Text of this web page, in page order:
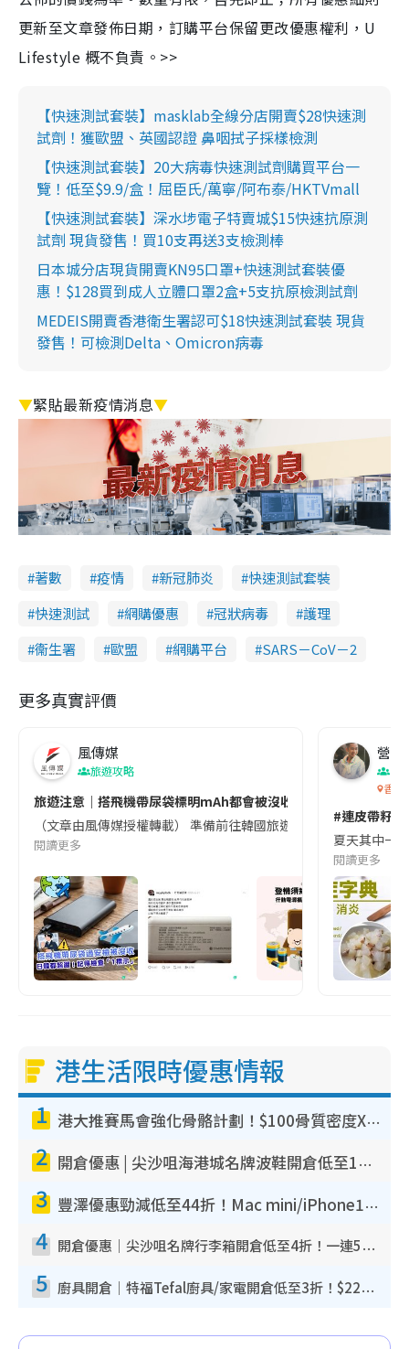
更新至文章發佈日期，訂購平台保留更改優惠權利，U
Lifestyle 概不負責。>>
【快速測試套裝】masklab全線分店開賣$28快速測
試劑！獲歐盟、英國認證 鼻咽拭子採樣檢測
【快速測試套裝】20大病毒快速測試劑購買平台一
覽！低至$9.9/盒！屈臣氏/萬寧/阿布泰/HKTVmall
【快速測試套裝】深水埗電子特賣城$15快速抗原測
試劑 現貨發售！買10支再送3支檢測棒
日本城分店現貨開賣KN95口罩+快速測試套裝優
惠！$128買到成人立體口罩2盒+5支抗原檢測試劑
MEDEIS開賣香港衛生署認可$18快速測試套裝 現貨
發售！可檢測Delta、Omicron病毒
▼緊貼最新疫情消息▼
著數 疫情 新冠肺炎
快速測試套裝
快速測試
網購優惠 冠狀病毒
護理
衞生署
歐盟 網購平台 SARS－CoV－2
更多真實評價
風傳媒
旅遊攻略
旅遊注意｜搭飛機帶尿袋標明mAh都會被沒收😱出發前切記檢查
（文章由風傳媒授權轉載） 準備前往韓國旅遊的民眾，近期要
閱讀更多
營養
香港
#連皮帶籽
夏天其中一
閱讀更多
港生活限時優惠情報
1 港大推賽馬會強化骨骼計劃！$100骨質密度X光檢查 完成免費運動訓練送超市禮券！附參加資格
2 開倉優惠 | 尖沙咀海港城名牌波鞋開倉低至1折！On鞋$899起／Joy&Peace鞋履$98起
3 豐澤優惠勁減低至44折！Mac mini/iPhone17Pro大減價！廚房家電$220起
4 開倉優惠｜尖沙咀名牌行李箱開倉低至4折！一連5日 American Tourister/ace./Hallmark $200起！
5 廚具開倉｜特福Tefal廚具/家電開倉低至3折！$220起買平底鍋/炒鑊/湯煲！電飯煲/吸塵機/燙斗$418起